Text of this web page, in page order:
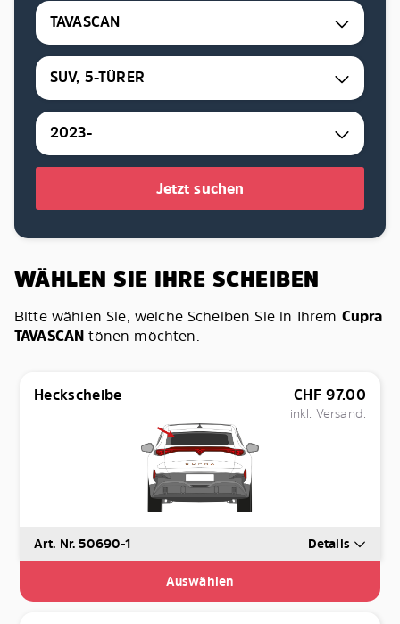
TAVASCAN
SUV, 5-TÜRER
2023-
Jetzt suchen
WÄHLEN SIE IHRE SCHEIBEN
Bitte wählen Sie, welche Scheiben Sie in Ihrem Cupra
TAVASCAN tönen möchten.
Heckscheibe CHF 97.00
inkl. Versand.
Art. Nr. 50690-1 Details
Auswählen